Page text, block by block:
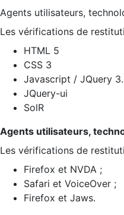
Agents utilisateurs,
Les vérifications de
HTML 5
CSS 3
Javascript / JQuery
JQuery-ui
SolR
Agents utilisateurs,
Les vérifications de
Firefox et NVDA ;
Safari et VoiceOver ;
Firefox et Jaws.